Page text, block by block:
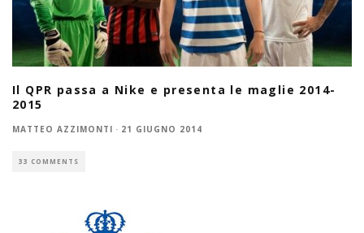
Il QPR passa a Nike e presenta le maglie 2014-
2015
MATTEO AZZIMONTI · 21 GIUGNO 2014
33 COMMENTS